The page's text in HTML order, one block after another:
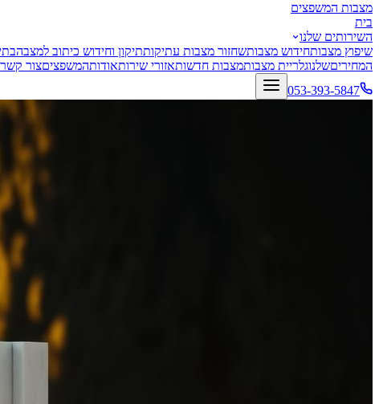
מצבות המשפצים
בית
השירותים שלנו
שיפוץ מצבותחידוש מצבותשחזור מצבות עתיקותתיקון וחידוש כיתוב למצבה
המחיריםשלנוגלריית מצבותמצבות חדשותאזורי שירותאודותהמשפציםצור קשר
053-393-5847